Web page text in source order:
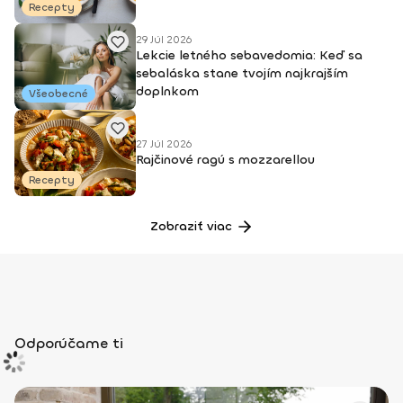
Recepty
Všeobecné
29 Júl 2026
Lekcie letného sebavedomia: Keď sa
sebaláska stane tvojím najkrajším
doplnkom
Recepty
27 Júl 2026
Rajčinové ragú s mozzarellou
Zobraziť viac
Odporúčame ti